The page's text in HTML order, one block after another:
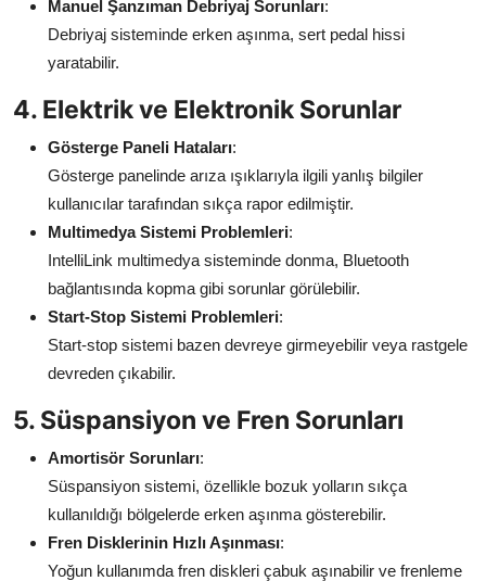
Manuel Şanzıman Debriyaj Sorunları:
Debriyaj sisteminde erken aşınma, sert pedal hissi
yaratabilir.
4. Elektrik ve Elektronik Sorunlar
Gösterge Paneli Hataları:
Gösterge panelinde arıza ışıklarıyla ilgili yanlış bilgiler
kullanıcılar tarafından sıkça rapor edilmiştir.
Multimedya Sistemi Problemleri:
IntelliLink multimedya sisteminde donma, Bluetooth
bağlantısında kopma gibi sorunlar görülebilir.
Start-Stop Sistemi Problemleri:
Start-stop sistemi bazen devreye girmeyebilir veya rastgele
devreden çıkabilir.
5. Süspansiyon ve Fren Sorunları
Amortisör Sorunları:
Süspansiyon sistemi, özellikle bozuk yolların sıkça
kullanıldığı bölgelerde erken aşınma gösterebilir.
Fren Disklerinin Hızlı Aşınması:
Yoğun kullanımda fren diskleri çabuk aşınabilir ve frenleme